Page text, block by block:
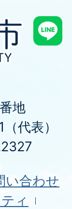
地
代表）
い合わせ
ィ